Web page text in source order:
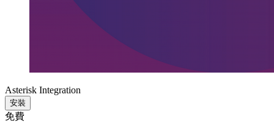
Asterisk Integration
安裝
免費